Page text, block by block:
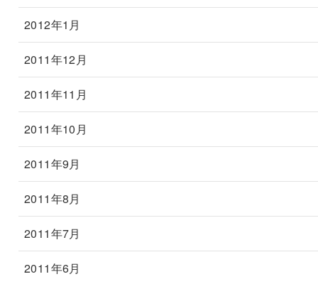
2012年1月
2011年12月
2011年11月
2011年10月
2011年9月
2011年8月
2011年7月
2011年6月